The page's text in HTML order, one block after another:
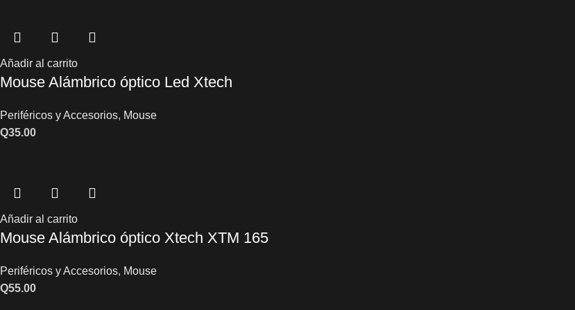
Añadir al carrito
Mouse Alámbrico óptico Led Xtech
Periféricos y Accesorios, Mouse
Q35.00
Añadir al carrito
Mouse Alámbrico óptico Xtech XTM 165
Periféricos y Accesorios, Mouse
Q55.00